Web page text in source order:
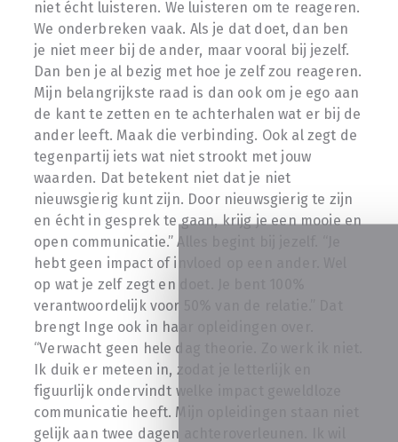
niet écht luisteren. We luisteren om te reageren.
We onderbreken vaak. Als je dat doet, dan ben
je niet meer bij de ander, maar vooral bij jezelf.
Dan ben je al bezig met hoe je zelf zou reageren.
Mijn belangrijkste raad is dan ook om je ego aan
de kant te zetten en te achterhalen wat er bij de
ander leeft. Maak die verbinding. Ook al zegt de
tegenpartij iets wat niet strookt met jouw
waarden. Dat betekent niet dat je niet
nieuwsgierig kunt zijn. Door nieuwsgierig te zijn
en écht in gesprek te gaan, krijg je een mooie en
open communicatie.” Alles begint bij jezelf. “Je
hebt geen impact of invloed op een ander. Wel
op wat je zelf zegt en doet. Je bent 100%
verantwoordelijk voor 50% van de relatie.” Dat
brengt Inge ook in haar opleidingen over.
“Verwacht geen hele dag theorie. Zo werk ik niet.
Ik duik er meteen in, zodat je letterlijk en
figuurlijk ondervindt welke impact geweldloze
communicatie heeft. Mijn opleidingen staan niet
gelijk aan twee dagen achteroverleunen. Ik wil